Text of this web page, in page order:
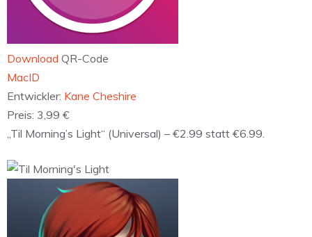
Download QR-Code
‎MacID
Entwickler: Kane Cheshire
Preis: 3,99 €
„Til Morning’s Light“ (Universal) – €2.99 statt €6.99.